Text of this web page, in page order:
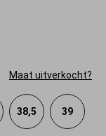
Maat uitverkocht?
38,5 39